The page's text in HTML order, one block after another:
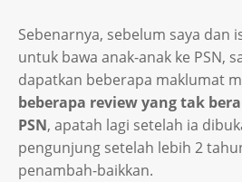
Sebenarnya, sebelum saya dan
untuk bawa anak-anak ke PSN,
dapatkan beberapa maklumat
beberapa review yang tak
PSN, apatah lagi setelah ia
pengunjung setelah lebih 2
penambah-baikkan.